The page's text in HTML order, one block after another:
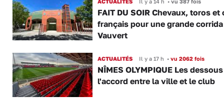
ACTUALITÉS Il y a 14 h •vu 387 fois
FAIT DU SOIR Chevaux, toros et
français pour une grande corrida
Vauvert
ACTUALITÉS Il y a 17 h •vu 2062 fois
NÎMES OLYMPIQUE Les
l'accord entre la ville et le club